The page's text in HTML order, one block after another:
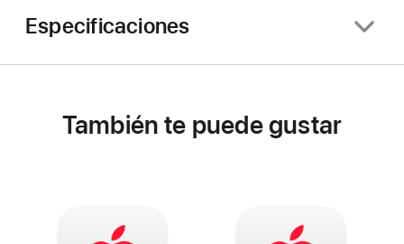
Especificaciones
También te puede gustar